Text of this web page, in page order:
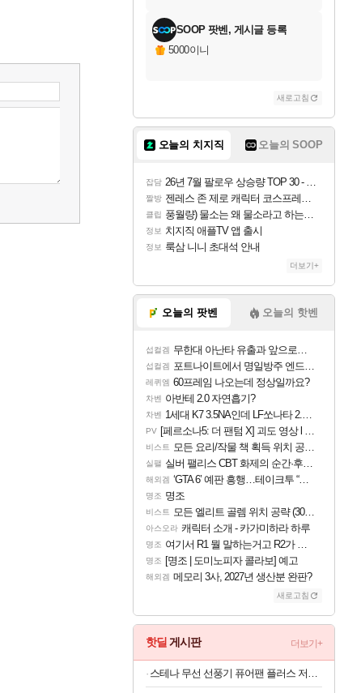
SOOP 팟벤, 게시글 등록
5000이니
새로고침
오늘의 치지직 오늘의 SOOP
잡담 26년 7월 팔로우 상승량 TOP 30 - 월간 치지직
짤방 젠레스 존 제로 캐릭터 코스프레한 꽁주
클립 풍월량) 물소는 왜 물소라고 하는거야? 아! 그만 ㅋㅋ
정보 치지직 애플TV 앱 출시
정보 룩삼 니니 초대석 안내
더보기+
오늘의 팟벤 오늘의 핫벤
섭컬겜 무한대 아난타 유출과 앞으로의 예상 (루머)
섭컬겜 포트나이트에서 명일방주 엔드필드 [펠리카] 판매 예정
레퀴엠 60프레임 나오는데 정상일까요?
차벤 아반테 2.0 자연흡기?
차벤 1세대 K7 3.5NA인데 LF쏘나타 2.0NA 기변하면 유류비 절약이 얼마나 될까요..?
PV [페르소나5: 더 팬텀 X] 괴도 영상 l 타카마키 안·댄싱 스타
비스트 모든 요리/작물 책 획득 위치 공략 (36개) - 미식가 도전과제
실팰 실버 팰리스 CBT 화제의 순간·후기 모음
해외겜 ‘GTA 6’ 예판 흥행…테이크투 “내부 예상 크게 넘어”
명조 명조
비스트 모든 엘리트 골렘 위치 공략 (30개) - 방랑 결투가
아스오라 캐릭터 소개 - 카가미하라 하루
명조 여기서 R1 뭘 말하는거고 R2가 뭘말하는걸까요?
명조 [명조 | 도미노피자 콜라보] 예고
해외겜 메모리 3사, 2027년 생산분 완판?
새로고침
핫딜 게시판 더보기+
스테나 무선 선풍기 퓨어팬 플러스 저소음 BLDC 가정용 아기 신생아